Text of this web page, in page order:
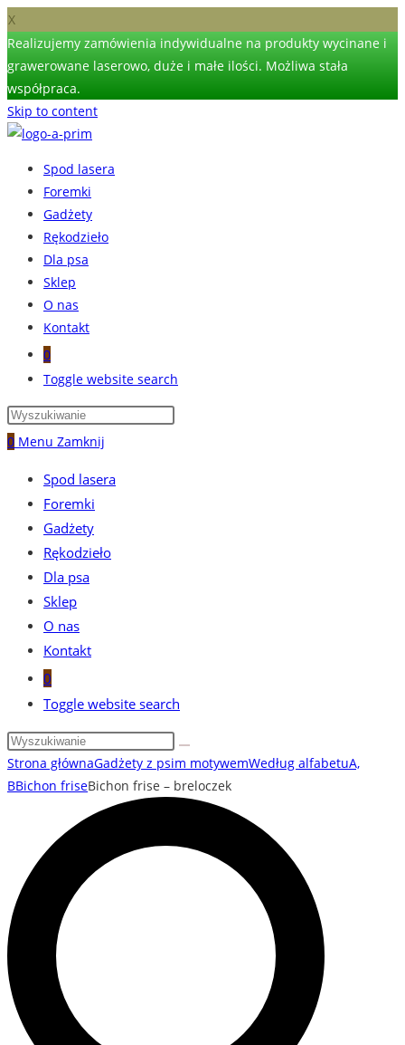
X
Realizujemy zamówienia indywidualne na produkty wycinane i
grawerowane laserowo, duże i małe ilości. Możliwa stała
współpraca.
Skip to content
Spod lasera
Foremki
Gadżety
Rękodzieło
Dla psa
Sklep
O nas
Kontakt
0
Toggle website search
0 Menu Zamknij
Spod lasera
Foremki
Gadżety
Rękodzieło
Dla psa
Sklep
O nas
Kontakt
0
Toggle website search
Strona głównaGadżety z psim motywemWedług alfabetuA,
BBichon friseBichon frise – breloczek